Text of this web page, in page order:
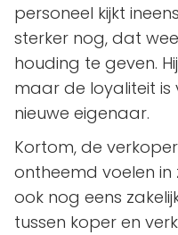
personeel kijkt
sterker nog, dat
houding te geven.
maar de loyaliteit
nieuwe eigenaar.
Kortom, de
ontheemd voelen in
ook nog eens
tussen koper en